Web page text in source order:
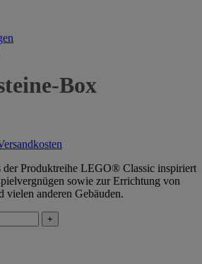
Box
der Produktreihe LEGO® Classic inspiriert
sowie zur Errichtung von
vielen anderen Gebäuden.